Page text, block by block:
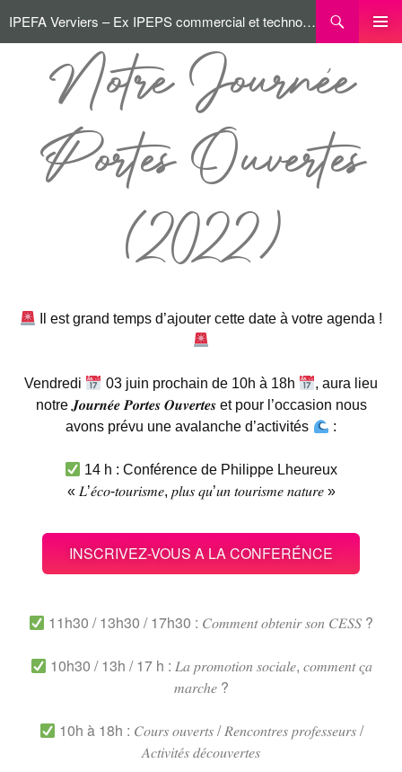
IPEFA Verviers – Ex IPEPS commercial et technologique
Notre Journée
Portes Ouvertes
(2022)
Il est grand temps d’ajouter cette date à votre agenda !
Vendredi 03 juin prochain de 10h à 18h
, aura lieu
notre 𝑱𝒐𝒖𝒓𝒏𝒆́𝒆 𝑷𝒐𝒓𝒕𝒆𝒔 𝑶𝒖𝒗𝒆𝒓𝒕𝒆𝒔 et pour l’occasion nous
avons prévu une avalanche d’activités
:
14 h : Conférence de Philippe Lheureux
« 𝐿’𝑒́𝑐𝑜-𝑡𝑜𝑢𝑟𝑖𝑠𝑚𝑒, 𝑝𝑙𝑢𝑠 𝑞𝑢’𝑢𝑛 𝑡𝑜𝑢𝑟𝑖𝑠𝑚𝑒 𝑛𝑎𝑡𝑢𝑟𝑒 »
INSCRIVEZ-VOUS A LA CONFERÉNCE
11h30 / 13h30 / 17h30 : 𝐶𝑜𝑚𝑚𝑒𝑛𝑡 𝑜𝑏𝑡𝑒𝑛𝑖𝑟 𝑠𝑜𝑛 𝐶𝐸𝑆𝑆 ?
10h30 / 13h / 17 h : 𝐿𝑎 𝑝𝑟𝑜𝑚𝑜𝑡𝑖𝑜𝑛 𝑠𝑜𝑐𝑖𝑎𝑙𝑒, 𝑐𝑜𝑚𝑚𝑒𝑛𝑡 𝑐̧𝑎
𝑚𝑎𝑟𝑐ℎ𝑒 ?
10h à 18h : 𝐶𝑜𝑢𝑟𝑠 𝑜𝑢𝑣𝑒𝑟𝑡𝑠 / 𝑅𝑒𝑛𝑐𝑜𝑛𝑡𝑟𝑒𝑠 𝑝𝑟𝑜𝑓𝑒𝑠𝑠𝑒𝑢𝑟𝑠 /
𝐴𝑐𝑡𝑖𝑣𝑖𝑡𝑒́𝑠 𝑑𝑒́𝑐𝑜𝑢𝑣𝑒𝑟𝑡𝑒𝑠